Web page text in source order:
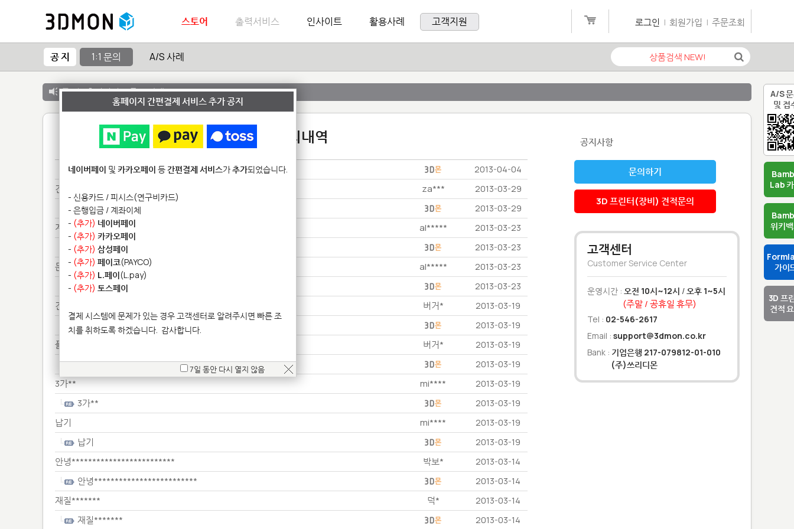
A/S
및 접
Lab
위키
가이
3D 프
견적
스토어 출력서비스 인사이트 활용사례 고객지원 로그인 | 회원가입 | 주문조회
공 지 1:1 문의 A/S 사례
공 지 :출력서비스 종료 안내
1:1 문의내역
문의***** 2013-04-04
견적** za*** 2013-03-29
견적** 2013-03-29
계속** al***** 2013-03-23
계속** 2013-03-23
문의***** al***** 2013-03-23
문의***** 2013-03-23
견적********** 버거* 2013-03-19
견적********** 2013-03-19
플라***************** 버거* 2013-03-19
플라***************** 2013-03-19
3가** mi**** 2013-03-19
3가** 2013-03-19
납기 mi**** 2013-03-19
납기 2013-03-19
안녕************************* 박보* 2013-03-14
안녕************************* 2013-03-14
재질******* 덕* 2013-03-14
재질******* 2013-03-14
공지사항
문의하기
3D 프린터(장비) 견적문의
고객센터
Customer Service Center
운영시간 : 오전 10시~12시 /오후 1~5시
(주말 / 공휴일 휴무)
Tel : 02-546-2617
Email : support@3dmon.co.kr
Bank : 기업은행 217-079812-01-010
(주)쓰리디몬
홈페이지 간편결제 서비스 추가 공지
네이버페이 및 카카오페이 등간편결제 서비스가추가되었습니다.
- 신용카드 / 피시스(연구비카드)
- 은행입금 / 계좌이체
- (추가) 네이버페이
- (추가) 카카오페이
- (추가) 삼성페이
- (추가) 페이코(PAYCO)
- (추가) L.페이(L.pay)
- (추가) 토스페이
결제 시스템에 문제가 있는 경우 고객센터로 알려주시면 빠른 조
치를 취하도록 하겠습니다. 감사합니다.
7일 동안 다시 열지 않음